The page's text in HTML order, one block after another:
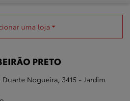
uma loja
PRETO
Nogueira, 3415 - Jardim